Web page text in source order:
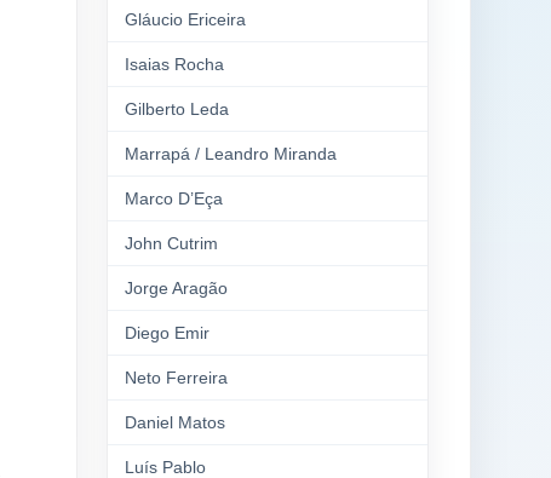
Gláucio Ericeira
Isaias Rocha
Gilberto Leda
Marrapá / Leandro Miranda
Marco D’Eça
John Cutrim
Jorge Aragão
Diego Emir
Neto Ferreira
Daniel Matos
Luís Pablo